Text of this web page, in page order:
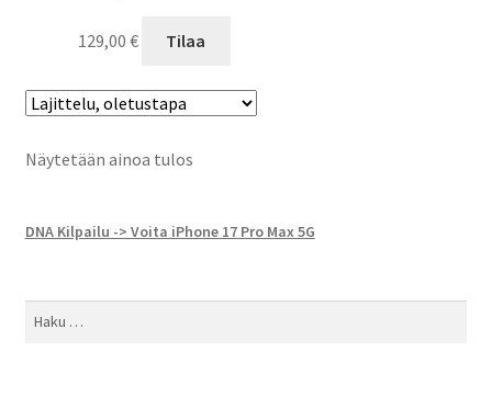
129,00 € Tilaa
Näytetään ainoa tulos
DNA Kilpailu -> Voita iPhone 17 Pro Max 5G
Haku: